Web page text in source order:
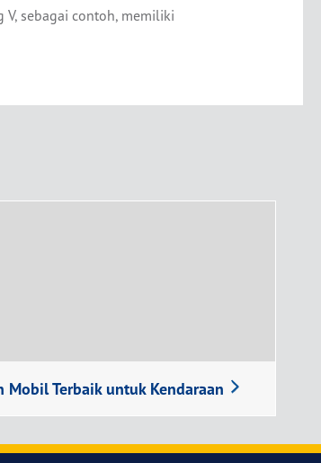
sebagai contoh, memiliki
Mobil Terbaik untuk Kendaraan
Terbaik untuk Kendaraan